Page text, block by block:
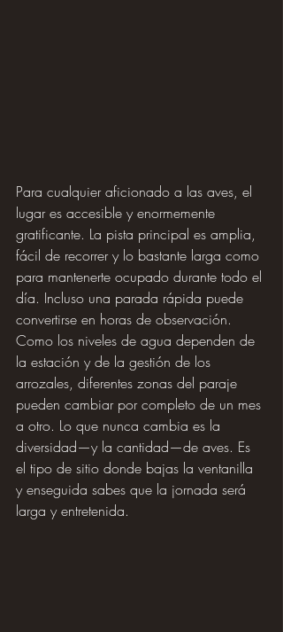
Para cualquier aficionado a las aves, el
lugar es accesible y enormemente
gratificante. La pista principal es amplia,
fácil de recorrer y lo bastante larga como
para mantenerte ocupado durante todo el
día. Incluso una parada rápida puede
convertirse en horas de observación.
Como los niveles de agua dependen de
la estación y de la gestión de los
arrozales, diferentes zonas del paraje
pueden cambiar por completo de un mes
a otro. Lo que nunca cambia es la
diversidad—y la cantidad—de aves. Es
el tipo de sitio donde bajas la ventanilla
y enseguida sabes que la jornada será
larga y entretenida.